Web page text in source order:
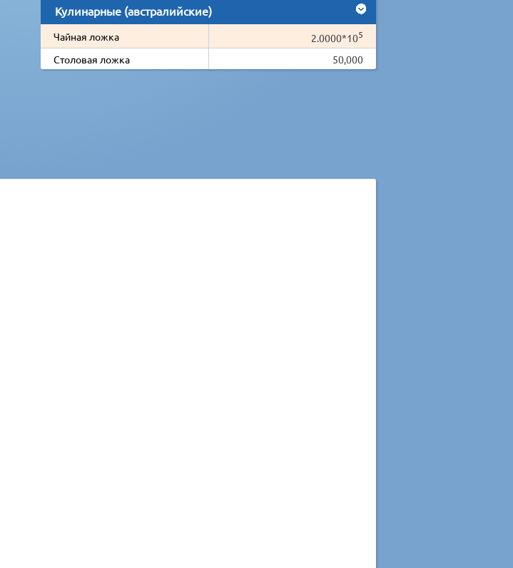
Кулинарные (австралийские)
Чайная ложка 2.0000*105
Столовая ложка 50,000